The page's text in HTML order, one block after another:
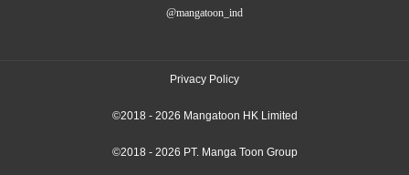
@mangatoon_ind
Privacy Policy
©2018 - 2026 Mangatoon HK Limited
©2018 - 2026 PT. Manga Toon Group